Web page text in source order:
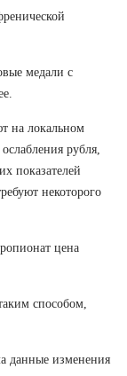
медали с
на локальном
рубля,
показателей
некоторого
цена
способом,
данные изменения